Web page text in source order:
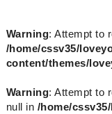
Warning: Attempt to
/home/cssv35/
content/themes/
Warning: Attempt to
null in /home/